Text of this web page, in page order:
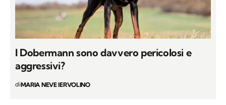
I Dobermann sono davvero pericolosi e
aggressivi?
diMARIA NEVE IERVOLINO